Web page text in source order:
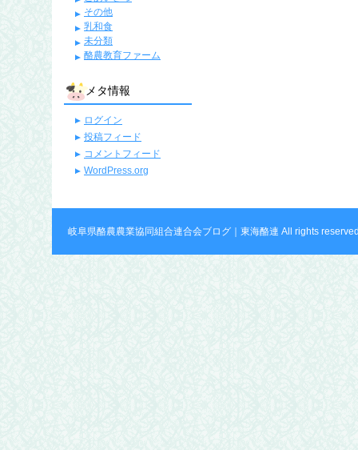
その他
乳和食
未分類
酪農教育ファーム
メタ情報
ログイン
投稿フィード
コメントフィード
WordPress.org
岐阜県酪農農業協同組合連合会ブログ｜東海酪連 All rights